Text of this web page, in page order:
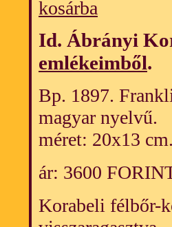
kosárba
Id. Ábrányi
emlékeimből.
Bp. 1897.
magyar nyelvű.
méret: 20x13
ár: 3600
Korabeli félbőr-